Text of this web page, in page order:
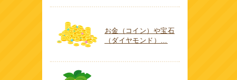
お金（コイン）や宝石
（ダイヤモンド）…